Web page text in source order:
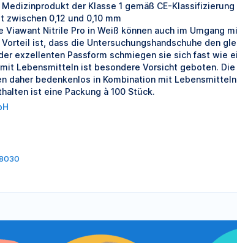
der Klasse 1 gemäß CE-Klassifizierung
zwischen 0,12 und 0,10 mm
Viawant Nitrile Pro in Weiß können auch im Umgang
ist, dass die Untersuchungshandschuhe den
exzellenten Passform schmiegen sie sich fast wie
Lebensmitteln ist besondere Vorsicht geboten.
daher bedenkenlos in Kombination mit
ist eine Packung à 100 Stück.